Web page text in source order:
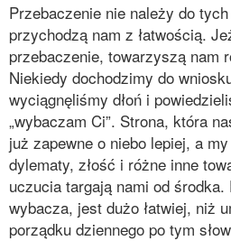
Przebaczenie nie należy do
przychodzą nam z łatwością.
przebaczenie, towarzyszą nam
Niekiedy dochodzimy do
wyciągnęliśmy dłoń i
„wybaczam Ci”. Strona, która
już zapewne o niebo lepiej, a
dylematy, złość i różne inne
uczucia targają nami od
wybacza, jest dużo łatwiej, niż
porządku dziennego po tym